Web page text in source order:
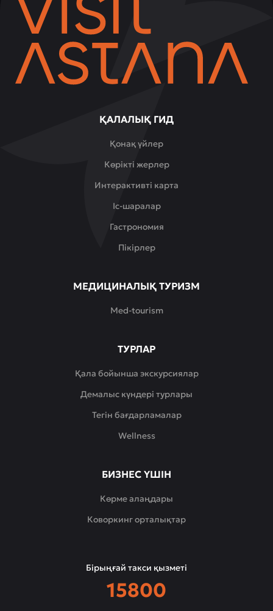
ҚАЛАЛЫҚ ГИД
Қонақ үйлер
Көрікті жерлер
Интерактивті карта
Іс-шаралар
Гастрономия
Пікірлер
МЕДИЦИНАЛЫҚ ТУРИЗМ
Med-tourism
ТУРЛАР
Қала бойынша экскурсиялар
Демалыс күндері турлары
Тегін бағдарламалар
Wellness
БИЗНЕС ҮШІН
Көрме алаңдары
Коворкинг орталықтар
Бірыңғай такси қызметі
15800